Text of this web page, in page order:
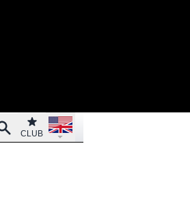
SearchClub
CLUB
Open language menu